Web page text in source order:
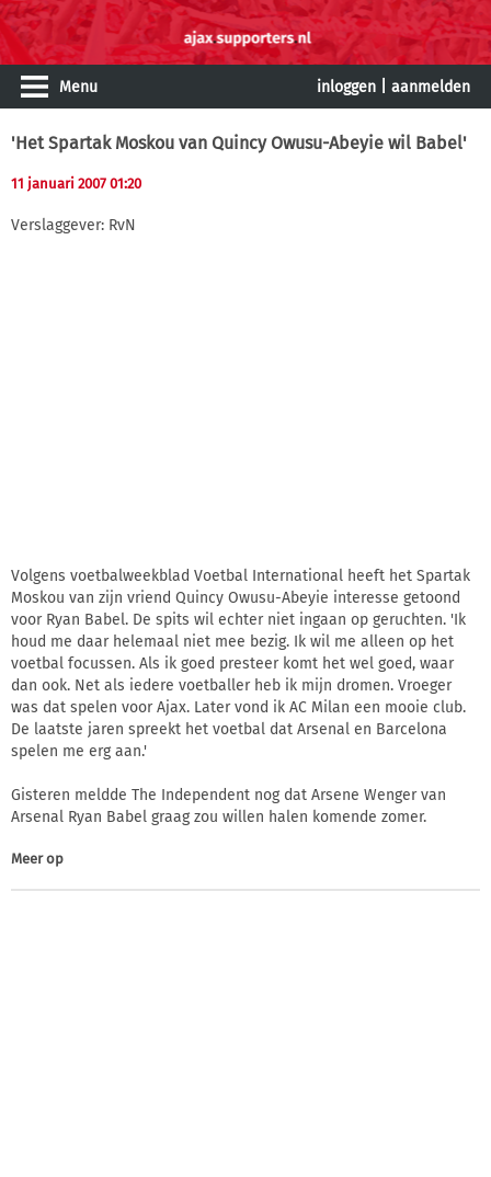
Menu inloggen aanmelden
'Het Spartak Moskou van Quincy Owusu-Abeyie wil Babel'
11 januari 2007 01:20
Verslaggever: RvN
Volgens voetbalweekblad Voetbal International heeft het Spartak
Moskou van zijn vriend Quincy Owusu-Abeyie interesse getoond
voor Ryan Babel. De spits wil echter niet ingaan op geruchten. 'Ik
houd me daar helemaal niet mee bezig. Ik wil me alleen op het
voetbal focussen. Als ik goed presteer komt het wel goed, waar
dan ook. Net als iedere voetballer heb ik mijn dromen. Vroeger
was dat spelen voor Ajax. Later vond ik AC Milan een mooie club.
De laatste jaren spreekt het voetbal dat Arsenal en Barcelona
spelen me erg aan.'
Gisteren meldde The Independent nog dat Arsene Wenger van
Arsenal Ryan Babel graag zou willen halen komende zomer.
Meer op